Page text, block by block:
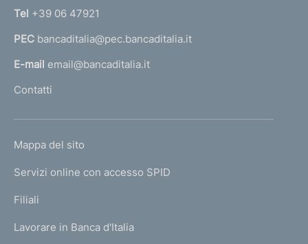
n
a
l
'
m
e
a
g
Tel +39 06 47921
PEC bancaditalia@pec.bancaditalia.it
E-mail email@bancaditalia.it
Contatti
L
N
K
T
Mappa del sito
Servizi online con accesso SPID
Filiali
Lavorare in Banca d'Italia